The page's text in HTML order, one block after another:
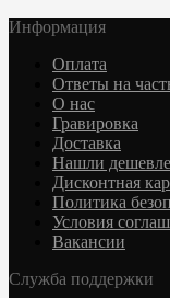
Информация
Оплата
Ответы на
О нас
Гравировка
Доставка
Нашли
Дисконтная
Политика
Условия
Вакансии
Служба поддержки